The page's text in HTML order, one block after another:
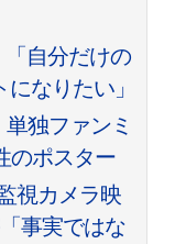
「自分だけの
なりたい」
単独ファンミ
のポスター
視カメラ映
事実ではな